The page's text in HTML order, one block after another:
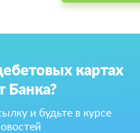
картах
Банка?
и будьте в курсе